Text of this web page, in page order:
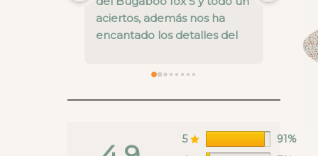
aciertos, además nos ha
encantado los detalles del
fotos
el
5
91%